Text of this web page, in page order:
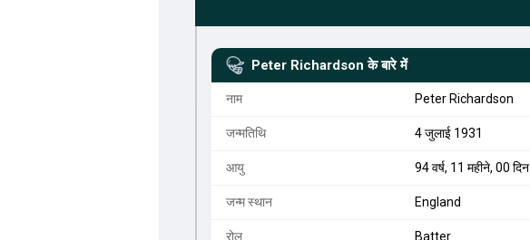
Peter Richardson के बारे में
नाम Peter Richardson
जन्मतिथि 4 जुलाई 1931
आयु 94 वर्ष, 11 महीने, 00 दिन
जन्म स्थान England
रोल Batter